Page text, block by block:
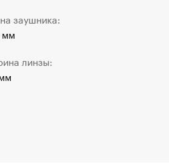
заушника:
мм
линзы: